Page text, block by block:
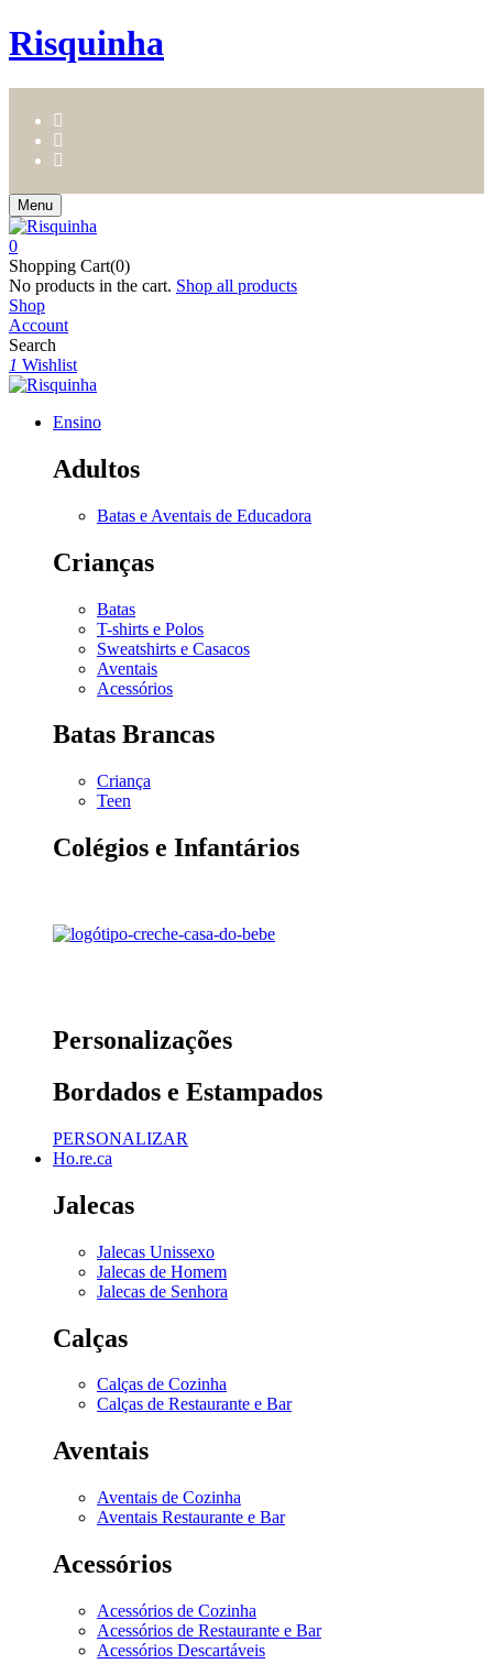
Risquinha
Menu
0
Shopping Cart(0)
No products in the cart. Shop all products
Shop
Account
Search
1 Wishlist
Ensino
Adultos
Batas e Aventais de Educadora
Crianças
Batas
T-shirts e Polos
Sweatshirts e Casacos
Aventais
Acessórios
Batas Brancas
Criança
Teen
Colégios e Infantários
Personalizações
Bordados e Estampados
PERSONALIZAR
Ho.re.ca
Jalecas
Jalecas Unissexo
Jalecas de Homem
Jalecas de Senhora
Calças
Calças de Cozinha
Calças de Restaurante e Bar
Aventais
Aventais de Cozinha
Aventais Restaurante e Bar
Acessórios
Acessórios de Cozinha
Acessórios de Restaurante e Bar
Acessórios Descartáveis